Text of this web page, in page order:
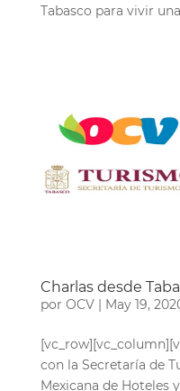
Tabasco para vivir
Charlas desde
por OCV| May 19,
con la Secretaría de
Mexicana de Hoteles